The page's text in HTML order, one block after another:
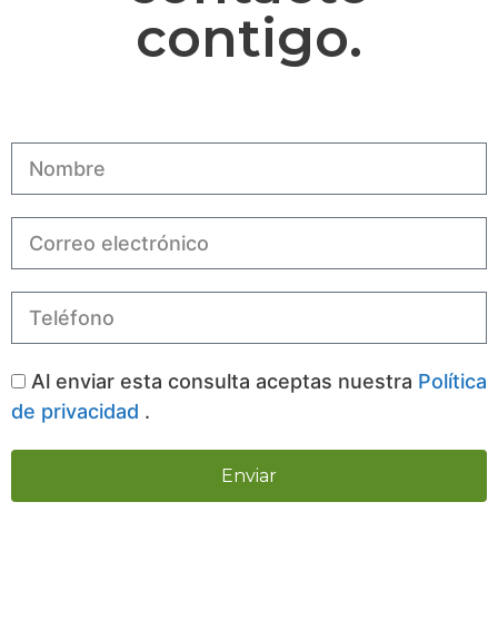
contigo.
Al enviar esta consulta aceptas nuestra Política
de privacidad .
Enviar